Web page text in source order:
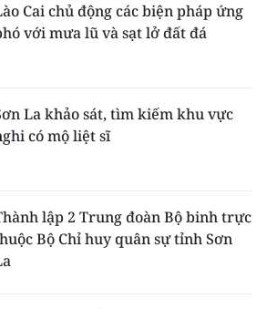
Cai chủ động các biện pháp ứng
với mưa lũ và sạt lở đất đá
La khảo sát, tìm kiếm khu vực
có mộ liệt sĩ
lập 2 Trung đoàn Bộ binh trực
Bộ Chỉ huy quân sự tỉnh Sơn